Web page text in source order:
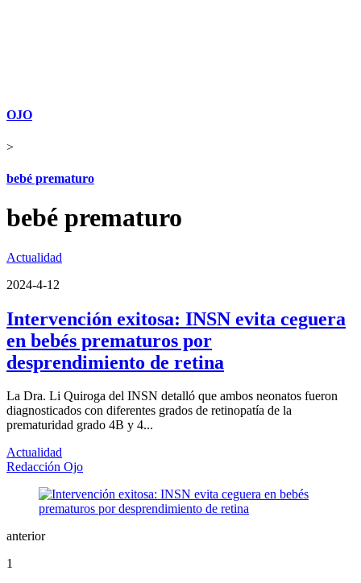
OJO
>
bebé prematuro
bebé prematuro
Actualidad
2024-4-12
Intervención exitosa: INSN evita ceguera
en bebés prematuros por
desprendimiento de retina
La Dra. Li Quiroga del INSN detalló que ambos neonatos fueron
diagnosticados con diferentes grados de retinopatía de la
prematuridad grado 4B y 4...
Actualidad
Redacción Ojo
anterior
1